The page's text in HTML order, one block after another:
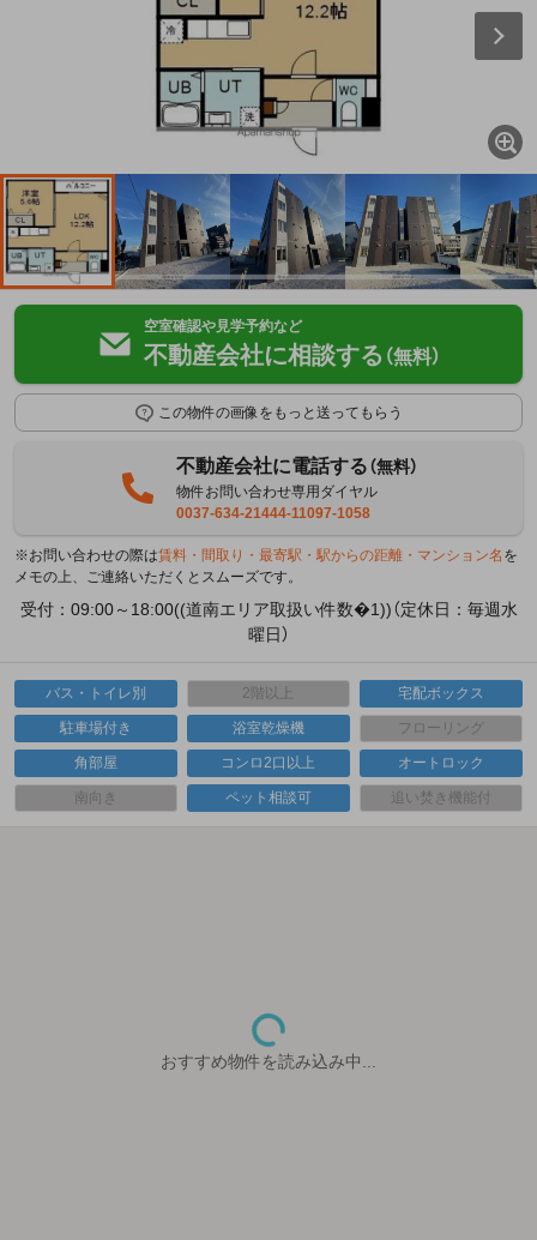
空室確認や見学予約など
不動産会社に相談する （無料）
この物件の画像をもっと送ってもらう
不動産会社に電話する（無料）
物件お問い合わせ専用ダイヤル
0037-634-21444-11097-1058
※お問い合わせの際は賃料・間取り・最寄駅・駅からの距離・マンション名 を
メモの上、ご連絡いただくとスムーズです。
受付：09:00～18:00((道南エリア取扱い件数�1))（定休日：毎週水
曜日）
バス・トイレ別 2階以上 宅配ボックス
駐車場付き 浴室乾燥機 フローリング
角部屋 コンロ2口以上 オートロック
南向き ペット相談可 追い焚き機能付
おすすめ物件を読み込み中...